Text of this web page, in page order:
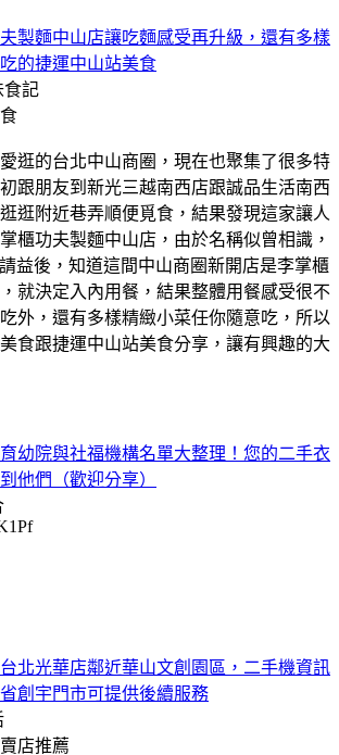
夫製麵中山店讓吃麵感受再升級，還有多樣
的捷運中山站美食
食記
逛的台北中山商圈，現在也聚集了很多特
跟朋友到新光三越南西店跟誠品生活南西
逛附近巷弄順便覓食，結果發現這家讓人
櫃功夫製麵中山店，由於名稱似曾相識，
益後，知道這間中山商圈新開店是李掌櫃
就決定入內用餐，結果整體用餐感受很不
外，還有多樣精緻小菜任你隨意吃，所以
食跟捷運中山站美食分享，讓有興趣的大
育幼院與社福機構名單大整理！您的二手衣
他們（歡迎分享）
台北光華店鄰近華山文創園區，二手機資訊
創宇門市可提供後續服務